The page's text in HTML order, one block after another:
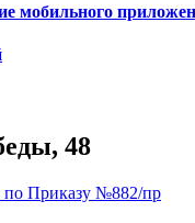
мобильного
48
по Приказу №882/пр